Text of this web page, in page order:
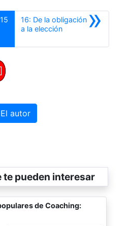
15 »
16: De la obligación
a la elecciónSiguiente
autor
te pueden interesar
de Coaching: